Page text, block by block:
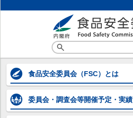
各専門調査会等の情報
各専門調査会等の情報
> 企画等専門調査会
食品安全委員会 （FSC）とは
委員会・調査会等開催予定・実績